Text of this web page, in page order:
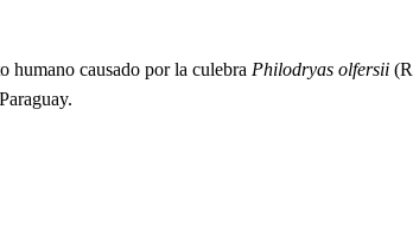
humano causado por la culebra Philodryas olfersii